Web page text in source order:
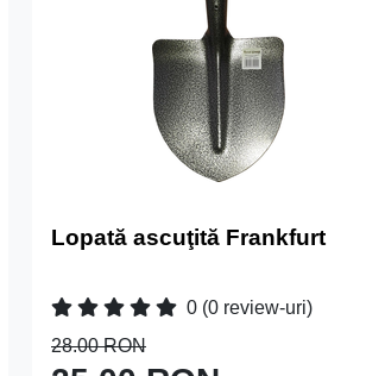
Lopată ascuţită Frankfurt
0 (0 review-uri)
28.00 RON